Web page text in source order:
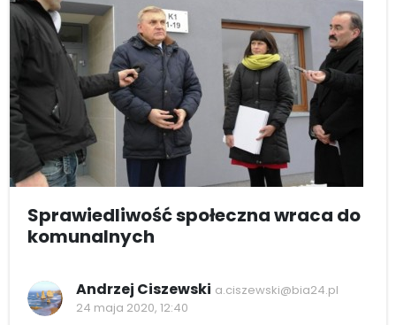
Sprawiedliwość społeczna wraca do
komunalnych
Andrzej Ciszewski a.ciszewski@bia24.pl
24 maja 2020, 12:40